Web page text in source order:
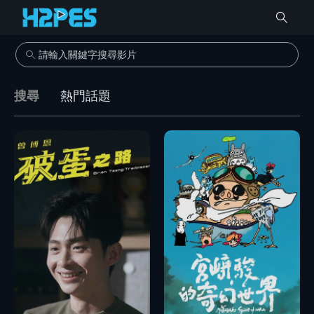
搜尋 熱門話題
播放